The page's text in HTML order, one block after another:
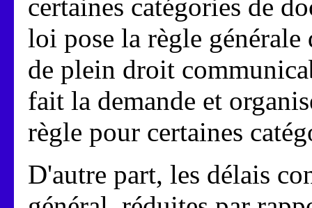
certaines catégories de
loi pose la règle
de plein droit
fait la demande et
règle pour certaines
D'autre part, les délais